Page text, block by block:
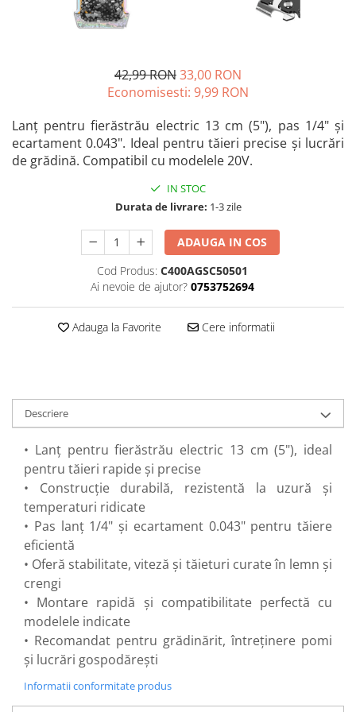
Mașini de șlefuit
Polizoare unghiulare
Accesorii pentru drujbă
Echipamente de protecție
Foarfece tablă
Foarfeci Grădină
Instalații sanitare
Mașină de tocat carne
Pompă, hidrofor
Presostate/Regulatoare de
presiune
Prelate și Folii de Protecție
Prelungitoare
Rindele electrice
Accesorii rindele
Scule electrice
Accesorii pentru polizor
Accesorii scule electrice
Compresoare aer
Fierastrau sabie
42,99 RON33,00 RON
Economisesti: 9,99 RON
Lanț pentru fierăstrău electric 13 cm (5"), pas 1/4" și
ecartament 0.043". Ideal pentru tăieri precise și lucrări
de grădină. Compatibil cu modelele 20V.
IN STOC
Durata de livrare: 1-3 zile
ADAUGA IN COS
Cod Produs: C400AGSC50501
Ai nevoie de ajutor? 0753752694
Adauga la Favorite Cere informatii
Descriere
• Lanț pentru fierăstrău electric 13 cm (5"), ideal
pentru tăieri rapide și precise
• Construcție durabilă, rezistentă la uzură și
temperaturi ridicate
• Pas lanț 1/4" și ecartament 0.043" pentru tăiere
eficientă
• Oferă stabilitate, viteză și tăieturi curate în lemn și
crengi
• Montare rapidă și compatibilitate perfectă cu
modelele indicate
• Recomandat pentru grădinărit, întreținere pomi
și lucrări gospodărești
Informatii conformitate produs